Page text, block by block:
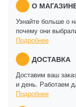
О
Узнайте больше о
почему они
Подробнее
ДОСТАВКА
Доставим ваш
и день. Работаем
Подробнее